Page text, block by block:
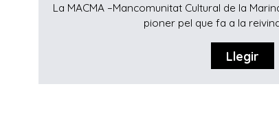
La MACMA –Mancomunitat Cultural de la
pioner pel que fa a la
Llegir